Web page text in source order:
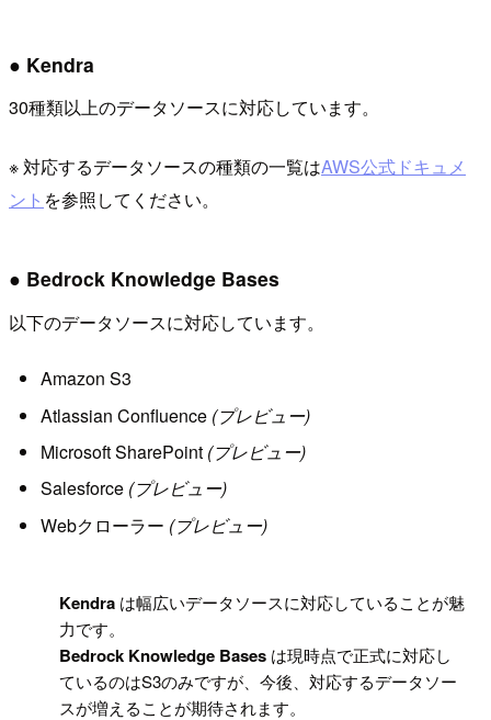
● Kendra
30種類以上のデータソースに対応しています。
※ 対応するデータソースの種類の一覧はAWS公式ドキュメ
ント を参照してください。
● Bedrock Knowledge Bases
以下のデータソースに対応しています。
Amazon S3
Atlassian Confluence (プレビュー)
Microsoft SharePoint (プレビュー)
Salesforce (プレビュー)
Webクローラー (プレビュー)
Kendra は幅広いデータソースに対応していることが魅
力です。
Bedrock Knowledge Bases は現時点で正式に対応し
ているのはS3のみですが、今後、対応するデータソー
スが増えることが期待されます。